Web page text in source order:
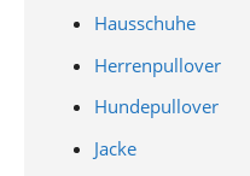
Hausschuhe
Herrenpullover
Hundepullover
Jacke